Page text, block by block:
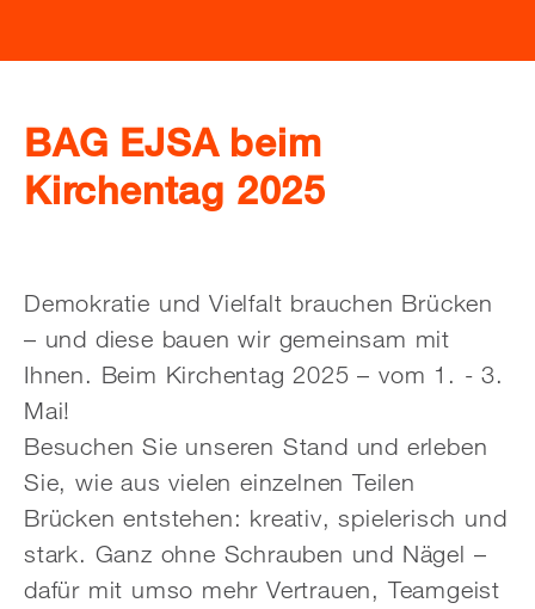
BAG EJSA beim
Kirchentag 2025
Demokratie und Vielfalt brauchen Brücken
– und diese bauen wir gemeinsam mit
Ihnen. Beim Kirchentag 2025 – vom 1. - 3.
Mai!
Besuchen Sie unseren Stand und erleben
Sie, wie aus vielen einzelnen Teilen
Brücken entstehen: kreativ, spielerisch und
stark. Ganz ohne Schrauben und Nägel –
dafür mit umso mehr Vertrauen, Teamgeist